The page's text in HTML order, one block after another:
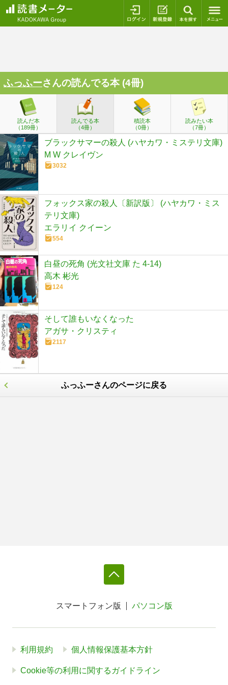
ログイン 新規登録
ふっふーさんの読んでる本 (4冊)
読んだ本
（189冊）
読んでる本
（4冊）
積読本
（0冊）
読みたい本
（7冊）
ブラックサマーの殺人 (ハヤカワ・ミステリ文庫)
M W クレイヴン
3032
フォックス家の殺人〔新訳版〕 (ハヤカワ・ミス
テリ文庫)
エラリイ クイーン
554
白昼の死角 (光文社文庫 た 4-14)
高木 彬光
124
そして誰もいなくなった
アガサ・クリスティ
2117
ふっふーさんのページに戻る
スマートフォン版 パソコン版
利用規約 個人情報保護基本方針
Cookie等の利用に関するガイドライン